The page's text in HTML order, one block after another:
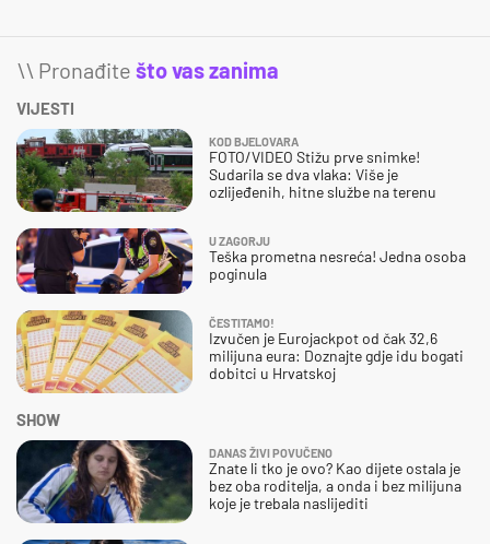
\\ Pronađite što vas zanima
VIJESTI
KOD BJELOVARA
FOTO/VIDEO Stižu prve snimke!
Sudarila se dva vlaka: Više je
ozlijeđenih, hitne službe na terenu
U ZAGORJU
Teška prometna nesreća! Jedna osoba
poginula
ČESTITAMO!
Izvučen je Eurojackpot od čak 32,6
milijuna eura: Doznajte gdje idu bogati
dobitci u Hrvatskoj
SHOW
DANAS ŽIVI POVUČENO
Znate li tko je ovo? Kao dijete ostala je
bez oba roditelja, a onda i bez milijuna
koje je trebala naslijediti